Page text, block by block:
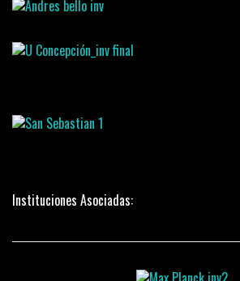
Instituciones Asociadas: